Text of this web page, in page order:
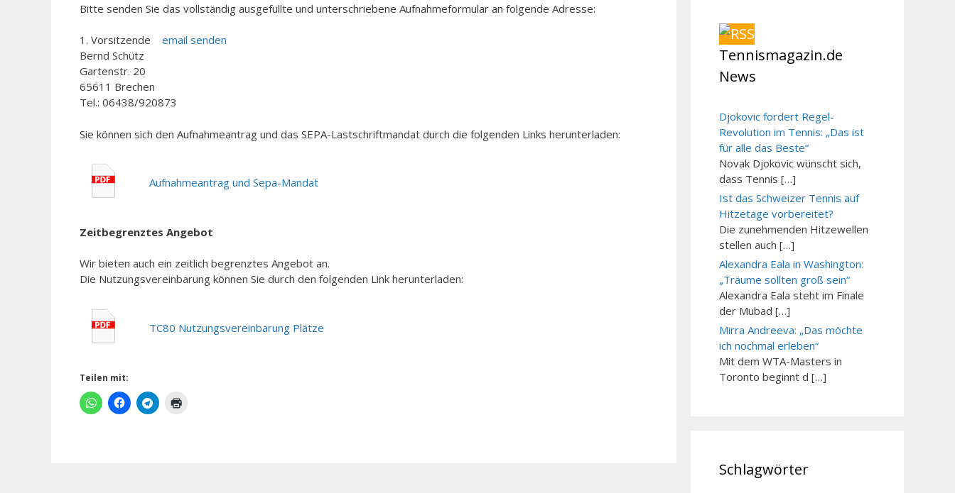
Bitte senden Sie das vollständig ausgefüllte und unterschriebene Aufnahmeformular an folgende Adresse:
1. Vorsitzende email senden
Bernd Schütz
Gartenstr. 20
65611 Brechen
Tel.: 06438/920873
Sie können sich den Aufnahmeantrag und das SEPA-Lastschriftmandat durch die folgenden Links herunterladen:
Aufnahmeantrag und Sepa-Mandat
Zeitbegrenztes Angebot
Wir bieten auch ein zeitlich begrenztes Angebot an.
Die Nutzungsvereinbarung können Sie durch den folgenden Link herunterladen:
TC80 Nutzungsvereinbarung Plätze
Teilen mit:
Tennismagazin.de
News
Djokovic fordert Regel-
Revolution im Tennis: „Das ist
für alle das Beste“
Novak Djokovic wünscht sich,
dass Tennis […]
Ist das Schweizer Tennis auf
Hitzetage vorbereitet?
Die zunehmenden Hitzewellen
stellen auch […]
Alexandra Eala in Washington:
„Träume sollten groß sein“
Alexandra Eala steht im Finale
der Mubad […]
Mirra Andreeva: „Das möchte
ich nochmal erleben“
Mit dem WTA-Masters in
Toronto beginnt d […]
Schlagwörter